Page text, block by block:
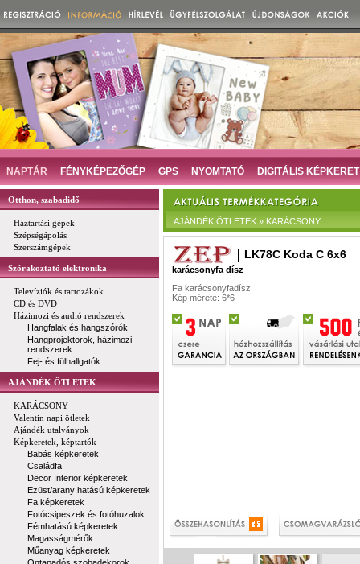
NAPTÁR FÉNYKÉPEZŐGÉP GPS NYOMTATÓ DIGITÁLIS KÉPKERET
Otthon, szabadidő
Háztartási gépek
Szépségápolás
Szerszámgépek
Szórakoztató elektronika
Televíziók és tartozákok
CD és DVD
Házimozi és audió rendszerek
Hangfalak és hangszórók
Hangprojektorok, házimozi
rendszerek
Fej- és fülhallgatók
AJÁNDÉK ÖTLETEK
KARÁCSONY
Valentin napi ötletek
Ajándék utalványok
Képkeretek, képtartók
Babás képkeretek
Családfa
Decor Interior képkeretek
Ezüst/arany hatású képkeretek
Fa képkeretek
Fotócsipeszek és fotóhuzalok
Fémhatású képkeretek
Magasságmérők
Műanyag képkeretek
AJÁNDÉK ÖTLETEK » KARÁCSONY
LK78C Koda C 6x6
karácsonyfa dísz
Fa karácsonyfadísz
Kép mérete: 6*6